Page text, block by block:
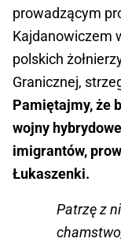
prowadzącym
Kajdanowiczem
polskich
Granicznej,
Pamiętajmy, że
wojny
imigrantów,
Łukaszenki.
Patrzę z